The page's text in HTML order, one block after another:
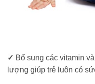
✓ Bổ sung các vitamin
lượng giúp trẻ luôn có